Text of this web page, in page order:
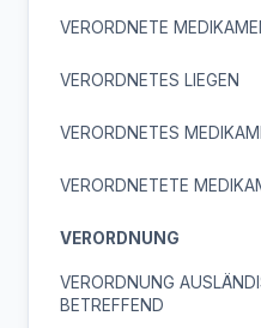
VERORDNETE
VERORDNETES LIEGEN
VERORDNETES
VERORDNETETE
VERORDNUNG
VERORDNUNG
BETREFFEND